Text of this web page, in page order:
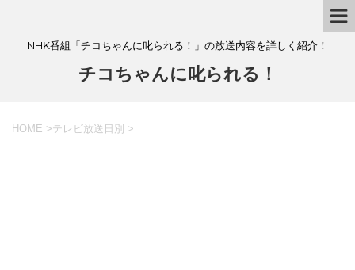
NHK番組「チコちゃんに叱られる！」の放送内容を詳しく紹介！
チコちゃんに叱られる！
HOME >テレビ放送日別 >